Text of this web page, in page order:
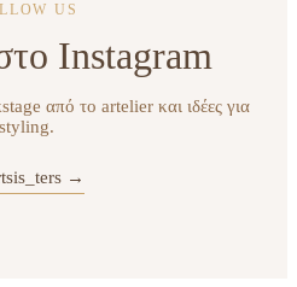
US
Instagram
από το artelier και ιδέες για
styling.
→